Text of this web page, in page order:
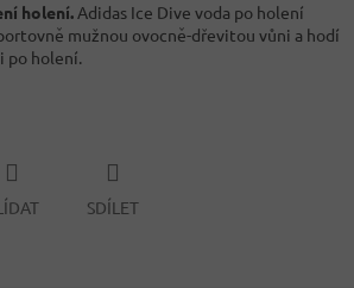
holení. Adidas Ice Dive voda po holení
mužnou ovocně-dřevitou vůni a hodí
po holení.
SDÍLET